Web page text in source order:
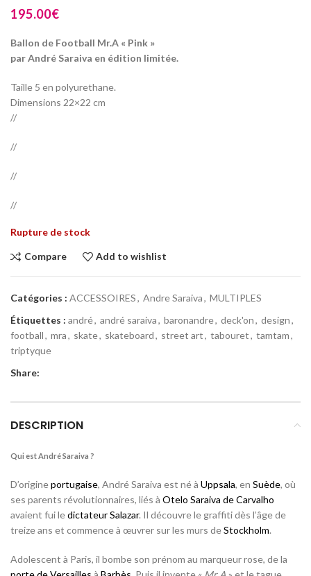
195.00€
Ballon de Football Mr.A « Pink »
par André Saraiva en édition limitée.
Taille 5 en polyurethane.
Dimensions 22×22 cm
//
//
//
//
Rupture de stock
Compare Add to wishlist
Catégories : ACCESSOIRES, Andre Saraiva, MULTIPLES
Étiquettes : andré, andré saraiva, baronandre, deck'on, design,
football, mra, skate, skateboard, street art, tabouret, tamtam,
triptyque
Share:
DESCRIPTION
Qui est André Saraiva ?
D’origineportugaise, André Saraiva est né à Uppsala, en Suède, où
ses parents révolutionnaires, liés à Otelo Saraiva de Carvalho
avaient fui ledictateurSalazar. Il découvre le graffiti dès l’âge de
treize ans et commence à œuvrer sur les murs deStockholm.
Adolescent à Paris, il bombe son prénom au marqueur rose, de la